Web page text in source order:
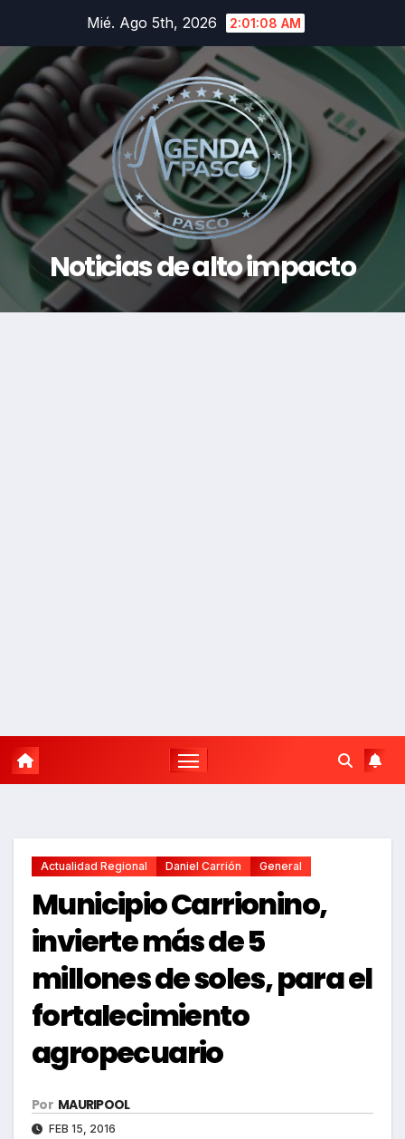
contenido
Mié. Ago 5th, 2026 2:01:09 AM
Noticias de alto impacto
Actualidad Regional Daniel Carrión General
Municipio Carrionino,
invierte más de 5
millones de soles, para el
fortalecimiento
agropecuario
Por MAURIPOOL
FEB 15, 2016